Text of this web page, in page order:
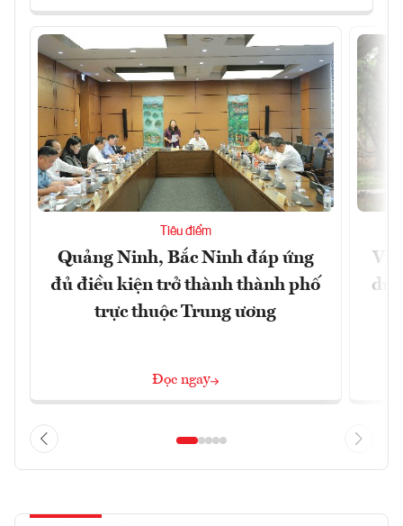
Tiêu điểm
Quảng Ninh, Bắc Ninh đáp ứng
đủ điều kiện trở thành thành phố
trực thuộc Trung ương
Đọc ngay
dư